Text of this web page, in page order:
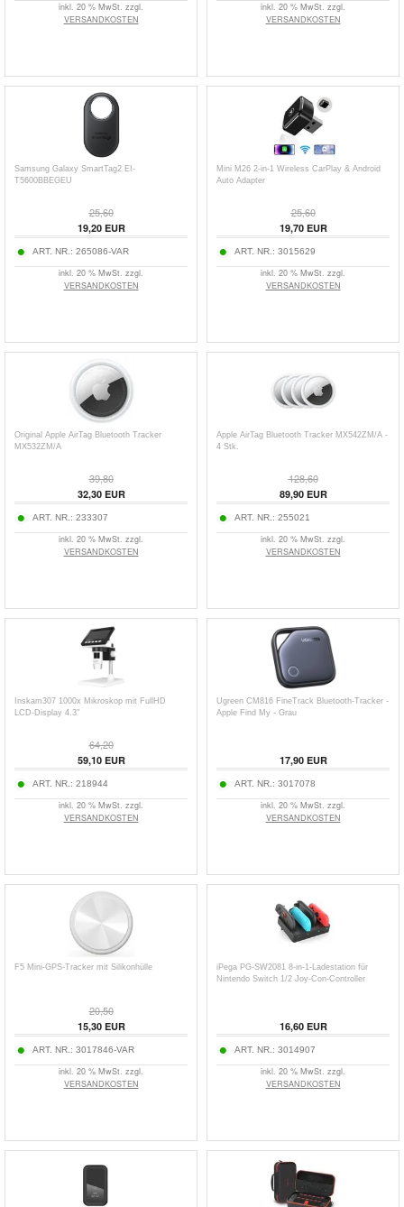
inkl. 20 % MwSt. zzgl.
VERSANDKOSTEN
inkl. 20 % MwSt. zzgl.
VERSANDKOSTEN
Samsung Galaxy SmartTag2 EI-
T5600BBEGEU
25,60
19,20EUR
ART. NR.: 265086-VAR
inkl. 20 % MwSt. zzgl.
VERSANDKOSTEN
Mini M26 2-in-1 Wireless CarPlay & Android
Auto Adapter
25,60
19,70EUR
ART. NR.: 3015629
inkl. 20 % MwSt. zzgl.
VERSANDKOSTEN
Original Apple AirTag Bluetooth Tracker
MX532ZM/A
39,80
32,30EUR
ART. NR.: 233307
inkl. 20 % MwSt. zzgl.
VERSANDKOSTEN
Apple AirTag Bluetooth Tracker MX542ZM/A -
4 Stk.
128,60
89,90EUR
ART. NR.: 255021
inkl. 20 % MwSt. zzgl.
VERSANDKOSTEN
Inskam307 1000x Mikroskop mit FullHD
LCD-Display 4.3"
64,20
59,10EUR
ART. NR.: 218944
inkl. 20 % MwSt. zzgl.
VERSANDKOSTEN
Ugreen CM816 FineTrack Bluetooth-Tracker -
Apple Find My - Grau
17,90EUR
ART. NR.: 3017078
inkl. 20 % MwSt. zzgl.
VERSANDKOSTEN
F5 Mini-GPS-Tracker mit Silikonhülle
20,50
15,30EUR
ART. NR.: 3017846-VAR
inkl. 20 % MwSt. zzgl.
VERSANDKOSTEN
iPega PG-SW2081 8-in-1-Ladestation für
Nintendo Switch 1/2 Joy-Con-Controller
16,60EUR
ART. NR.: 3014907
inkl. 20 % MwSt. zzgl.
VERSANDKOSTEN